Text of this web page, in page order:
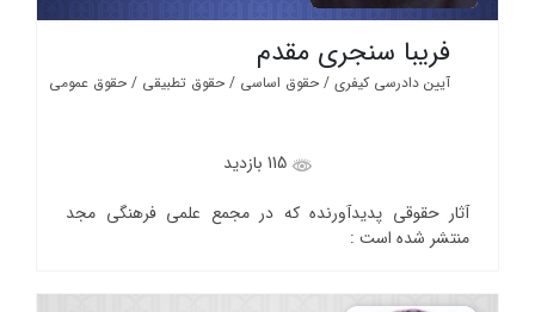
فریبا سنجری مقدم
آیین دادرسی کیفری / حقوق اساسی / حقوق تطبیقی / حقوق عمومی
115 بازدید
آثار حقوقی پدیدآورنده که در مجمع علمی فرهنگی مجد
منتشر شده است :